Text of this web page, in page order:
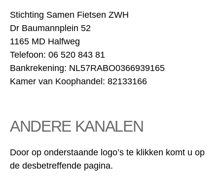
Stichting Samen Fietsen ZWH
Dr Baumannplein 52
1165 MD Halfweg
Telefoon: 06 520 843 81
Bankrekening: NL57RABO0366939165
Kamer van Koophandel: 82133166
ANDERE KANALEN
Door op onderstaande logo’s te klikken komt u op
de desbetreffende pagina.